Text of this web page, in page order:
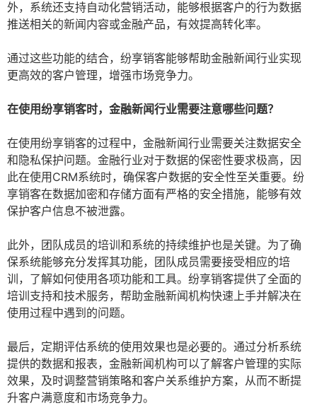
外，系统还支持自动化营销活动，能够根据客户的行为数据
推送相关的新闻内容或金融产品，有效提高转化率。
通过这些功能的结合，纷享销客能够帮助金融新闻行业实现
更高效的客户管理，增强市场竞争力。
在使用纷享销客时，金融新闻行业需要注意哪些问题？
在使用纷享销客的过程中，金融新闻行业需要关注数据安全
和隐私保护问题。金融行业对于数据的保密性要求极高，因
此在使用CRM系统时，确保客户数据的安全性至关重要。纷
享销客在数据加密和存储方面有严格的安全措施，能够有效
保护客户信息不被泄露。
此外，团队成员的培训和系统的持续维护也是关键。为了确
保系统能够充分发挥其功能，团队成员需要接受相应的培
训，了解如何使用各项功能和工具。纷享销客提供了全面的
培训支持和技术服务，帮助金融新闻机构快速上手并解决在
使用过程中遇到的问题。
最后，定期评估系统的使用效果也是必要的。通过分析系统
提供的数据和报表，金融新闻机构可以了解客户管理的实际
效果，及时调整营销策略和客户关系维护方案，从而不断提
升客户满意度和市场竞争力。